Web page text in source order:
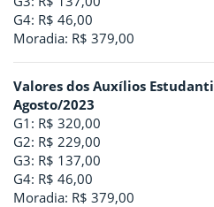
G4: R$ 46,00
Moradia: R$ 379,00
Valores dos Auxílios
Agosto/2023
G1: R$ 320,00
G2: R$ 229,00
G3: R$ 137,00
G4: R$ 46,00
Moradia: R$ 379,00